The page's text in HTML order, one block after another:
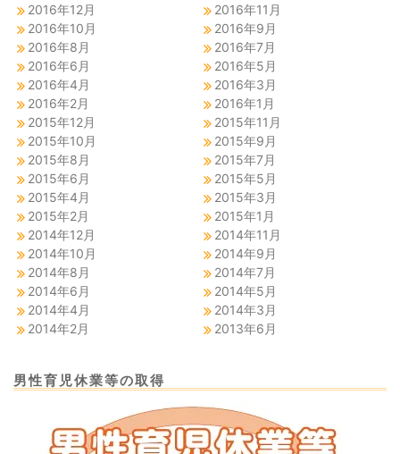
2016年12月
2016年11月
2016年10月
2016年9月
2016年8月
2016年7月
2016年6月
2016年5月
2016年4月
2016年3月
2016年2月
2016年1月
2015年12月
2015年11月
2015年10月
2015年9月
2015年8月
2015年7月
2015年6月
2015年5月
2015年4月
2015年3月
2015年2月
2015年1月
2014年12月
2014年11月
2014年10月
2014年9月
2014年8月
2014年7月
2014年6月
2014年5月
2014年4月
2014年3月
2014年2月
2013年6月
男性育児休業等の取得